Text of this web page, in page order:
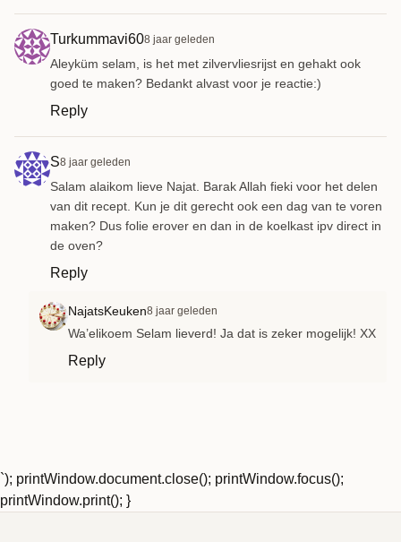
Turkummavi608 jaar geleden
Aleyküm selam, is het met zilvervliesrijst en gehakt ook
goed te maken? Bedankt alvast voor je reactie:)
Reply
S8 jaar geleden
Salam alaikom lieve Najat. Barak Allah fieki voor het delen
van dit recept. Kun je dit gerecht ook een dag van te voren
maken? Dus folie erover en dan in de koelkast ipv direct in
de oven?
Reply
NajatsKeuken8 jaar geleden
Wa’elikoem Selam lieverd! Ja dat is zeker mogelijk! XX
Reply
`); printWindow.document.close(); printWindow.focus();
printWindow.print(); }